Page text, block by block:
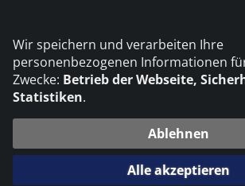
Die DVS Media GmbH ist ein
© 2026 DVS Media GmbH
Datenschutzeinstellungen
Wir speichern und verarbeiten Ihre
personenbezogenen Informationen
Zwecke: Betrieb der Webseite,
Statistiken.
Ablehnen
Alle akzeptieren